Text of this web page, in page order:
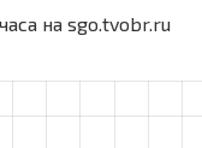
на sgo.tvobr.ru